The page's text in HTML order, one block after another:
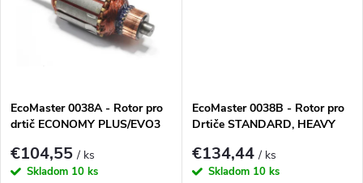
o
v
o
v
EcoMaster 0038A - Rotor pro
drtič ECONOMY PLUS/EVO3
€104,55/ ks
Skladom 10 ks
EcoMaster 0038B - Rotor pro
Drtiče STANDARD, HEAVY
€134,44/ ks
Skladom 10 ks